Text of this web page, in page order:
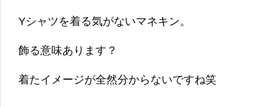
Yシャツを着る気がないマネキン。
飾る意味あります？
着たイメージが全然分からないですね笑